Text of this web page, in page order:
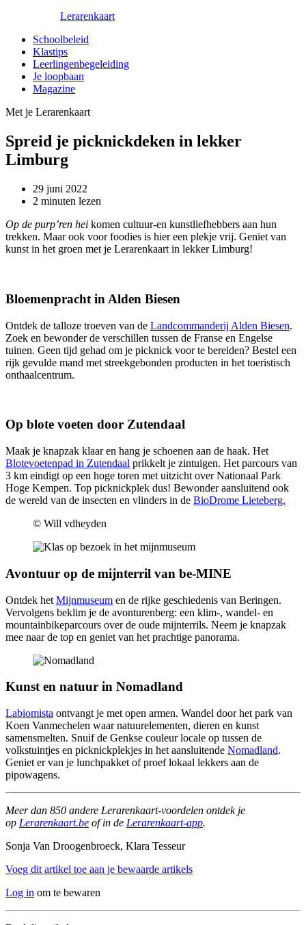
Lerarenkaart
Schoolbeleid
Klastips
Leerlingenbegeleiding
Je loopbaan
Magazine
Met je Lerarenkaart
Spreid je picknickdeken in lekker
Limburg
29 juni 2022
2 minuten lezen
Op de purp’ren hei komen cultuur-en kunstliefhebbers aan hun
trekken. Maar ook voor foodies is hier een plekje vrij. Geniet van
kunst in het groen met je Lerarenkaart in lekker Limburg!
Bloemenpracht in Alden Biesen
Ontdek de talloze troeven van de Landcommanderij Alden Biesen.
Zoek en bewonder de verschillen tussen de Franse en Engelse
tuinen. Geen tijd gehad om je picknick voor te bereiden? Bestel een
rijk gevulde mand met streekgebonden producten in het toeristisch
onthaalcentrum.
Op blote voeten door Zutendaal
Maak je knapzak klaar en hang je schoenen aan de haak. Het
Blotevoetenpad in Zutendaal prikkelt je zintuigen. Het parcours van
3 km eindigt op een hoge toren met uitzicht over Nationaal Park
Hoge Kempen. Top picknickplek dus! Bewonder aansluitend ook
de wereld van de insecten en vlinders in de BioDrome Lieteberg.
© Will vdheyden
Avontuur op de mijnterril van be-MINE
Ontdek het Mijnmuseum en de rijke geschiedenis van Beringen.
Vervolgens beklim je de avonturenberg: een klim-, wandel- en
mountainbikeparcours over de oude mijnterrils. Neem je knapzak
mee naar de top en geniet van het prachtige panorama.
Kunst en natuur in Nomadland
Labiomista ontvangt je met open armen. Wandel door het park van
Koen Vanmechelen waar natuurelementen, dieren en kunst
samensmelten. Snuif de Genkse couleur locale op tussen de
volkstuintjes en picknickplekjes in het aansluitende Nomadland.
Geniet er van je lunchpakket of proef lokaal lekkers aan de
pipowagens.
Meer dan 850 andere Lerarenkaart-voordelen ontdek je
op Lerarenkaart.be of in de Lerarenkaart-app.
Sonja Van Droogenbroeck, Klara Tesseur
Voeg dit artikel toe aan je bewaarde artikels
Log in om te bewaren